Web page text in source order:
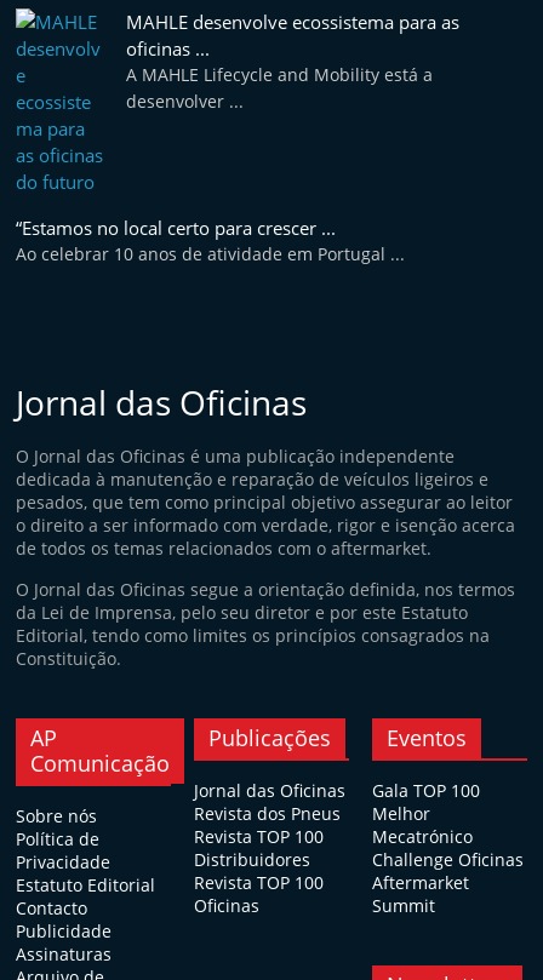
m
P
o
r
a
MAHLE desenvolve ecossistema para as
oficinas ...
A MAHLE Lifecycle and Mobility está a
desenvolver ...
“Estamos no local certo para crescer ...
Ao celebrar 10 anos de atividade em Portugal ...
Jornal das Oficinas
O Jornal das Oficinas é uma publicação independente
dedicada à manutenção e reparação de veículos ligeiros e
pesados, que tem como principal objetivo assegurar ao leitor
o direito a ser informado com verdade, rigor e isenção acerca
de todos os temas relacionados com o aftermarket.
O Jornal das Oficinas segue a orientação definida, nos termos
da Lei de Imprensa, pelo seu diretor e por este Estatuto
Editorial, tendo como limites os princípios consagrados na
Constituição.
AP
Comunicação
Sobre nós
Política de
Privacidade
Estatuto Editorial
Contacto
Publicidade
Assinaturas
Publicações
Jornal das Oficinas
Revista dos Pneus
Revista TOP 100
Distribuidores
Revista TOP 100
Oficinas
Eventos
Gala TOP 100
Melhor
Mecatrónico
Challenge Oficinas
Aftermarket
Summit